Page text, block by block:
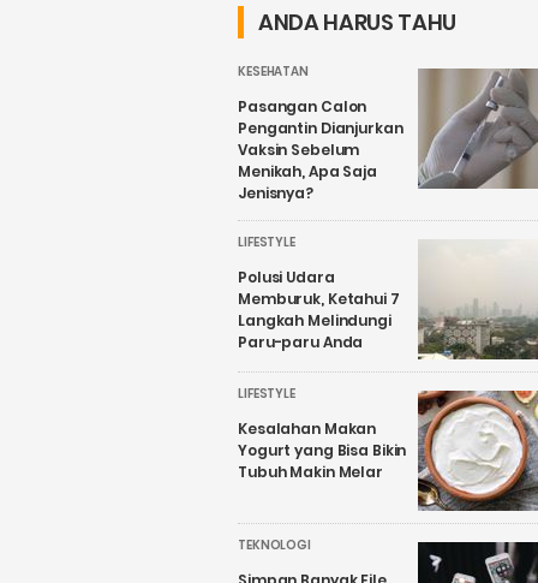
ANDA HARUS TAHU
KESEHATAN
Pasangan Calon
Pengantin Dianjurkan
Vaksin Sebelum
Menikah, Apa Saja
Jenisnya?
LIFESTYLE
Polusi Udara
Memburuk, Ketahui 7
Langkah Melindungi
Paru-paru Anda
LIFESTYLE
Kesalahan Makan
Yogurt yang Bisa Bikin
Tubuh Makin Melar
TEKNOLOGI